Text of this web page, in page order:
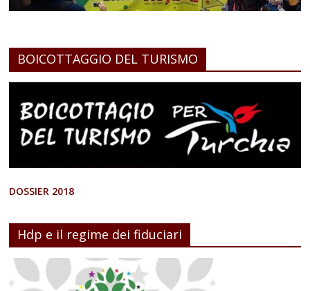
BOICOTTAGGIO DEL TURISMO
DOSSIER 2018
Hdp e il regime dei fiduciari